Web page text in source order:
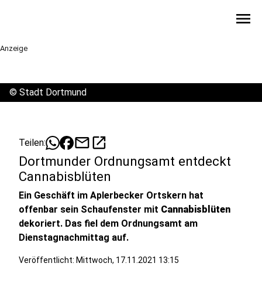
menu
Anzeige
© Stadt Dortmund
Teilen: mailopen_in_new
Dortmunder Ordnungsamt entdeckt
Cannabisblüten
Ein Geschäft im Aplerbecker Ortskern hat
offenbar sein Schaufenster mit Cannabisblüten
dekoriert. Das fiel dem Ordnungsamt am
Dienstagnachmittag auf.
Veröffentlicht: Mittwoch, 17.11.2021 13:15